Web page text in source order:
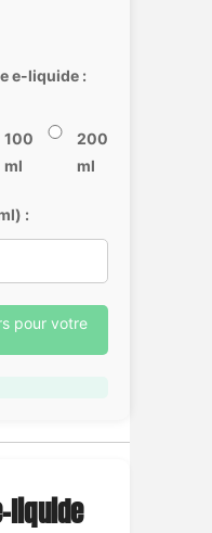
e-liquide :
100
ml
200
ml
:
pour votre
liquide